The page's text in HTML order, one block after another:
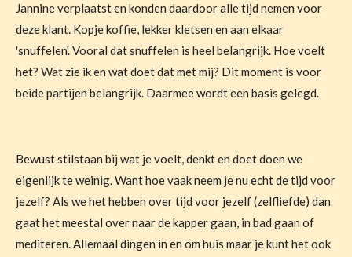
Jannine verplaatst en konden daardoor alle tijd nemen voor
deze klant. Kopje koffie, lekker kletsen en aan elkaar
'snuffelen'. Vooral dat snuffelen is heel belangrijk. Hoe voelt
het? Wat zie ik en wat doet dat met mij? Dit moment is voor
beide partijen belangrijk. Daarmee wordt een basis gelegd.
Bewust stilstaan bij wat je voelt, denkt en doet doen we
eigenlijk te weinig. Want hoe vaak neem je nu echt de tijd voor
jezelf? Als we het hebben over tijd voor jezelf (zelfliefde) dan
gaat het meestal over naar de kapper gaan, in bad gaan of
mediteren. Allemaal dingen in en om huis maar je kunt het ook